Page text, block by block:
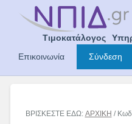
Τιμοκατάλογος
Επικοινωνία
Σύνδεση
ΒΡΙΣΚΕΣΤΕ ΕΔΩ: ΑΡΧΙΚΗ /